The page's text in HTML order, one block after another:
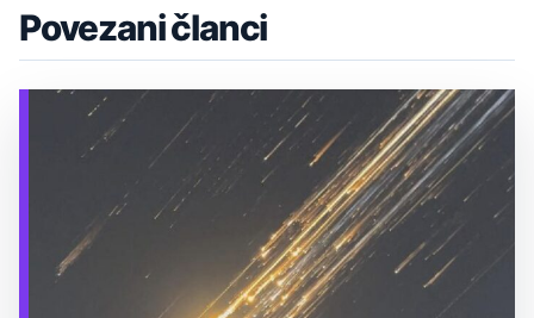
Povezani članci